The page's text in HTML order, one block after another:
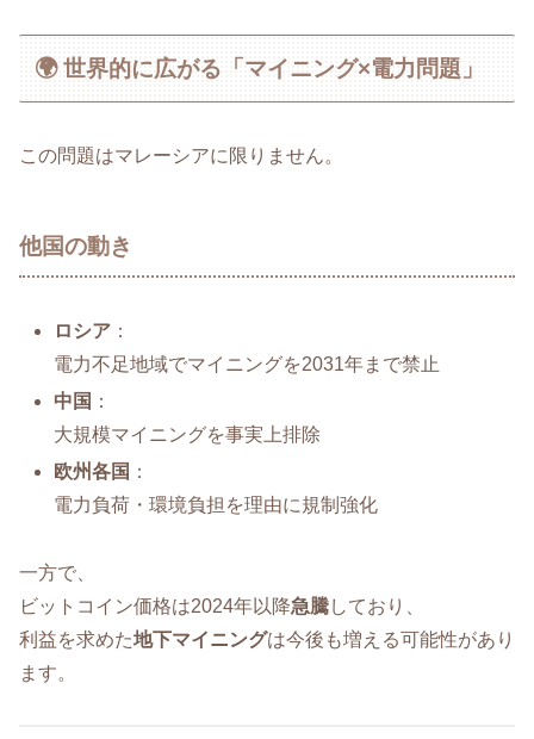
🌍 世界的に広がる「マイニング×電力問題」
この問題はマレーシアに限りません。
他国の動き
ロシア ：
電力不足地域でマイニングを2031年まで禁止
中国 ：
大規模マイニングを事実上排除
欧州各国 ：
電力負荷・環境負担を理由に規制強化
一方で、
ビットコイン価格は2024年以降急騰しており、
利益を求めた地下マイニングは今後も増える可能性があり
ます。